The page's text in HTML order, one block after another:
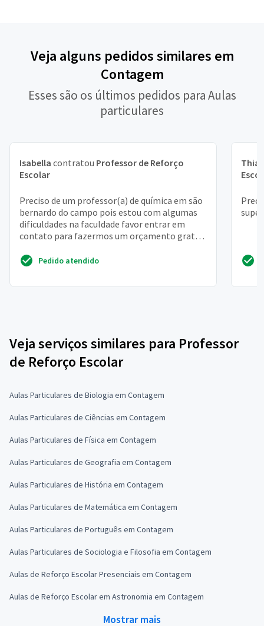
Veja alguns pedidos similares em
Contagem
Esses são os últimos pedidos para Aulas
particulares
Isabella contratou Professor de Reforço
Escolar
Preciso de um professor(a) de química em são
bernardo do campo pois estou com algumas
dificuldades na faculdade favor entrar em
contato para fazermos um orçamento grata
Pedido atendido
Veja serviços similares para Professor
de Reforço Escolar
Aulas Particulares de Biologia em Contagem
Aulas Particulares de Ciências em Contagem
Aulas Particulares de Física em Contagem
Aulas Particulares de Geografia em Contagem
Aulas Particulares de História em Contagem
Aulas Particulares de Matemática em Contagem
Aulas Particulares de Português em Contagem
Aulas Particulares de Sociologia e Filosofia em Contagem
Aulas de Reforço Escolar Presenciais em Contagem
Aulas de Reforço Escolar em Astronomia em Contagem
Mostrar mais